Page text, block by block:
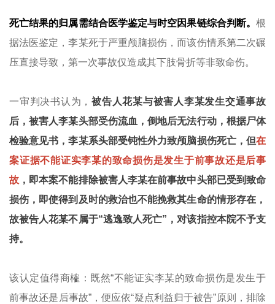
死亡结果的归属需结合医学鉴定与时空因果链综合判断。 根
据法医鉴定，李某死于严重颅脑损伤，而该伤情系第二次碾
压直接导致，第一次事故仅造成其下肢骨折等非致命伤。
一审判决书认为， 被告人花某与被害人李某发生交通事故
后，被害人李某头部受伤流血，倒地后无法行动，根据尸体
检验意见书，李某系头部受钝性外力致颅脑损伤死亡，但在
案证据不能证实李某的致命损伤是发生于前事故还是后事
故 ，即本案不能排除被害人李某在前事故中头部已受到致命
损伤，即使得到及时的救治也不能挽救其生命的情形存在，
故被告人花某不属于“逃逸致人死亡”，对该指控本院不予支
持。
该认定值得商榷：既然“不能证实李某的致命损伤是发生于
前事故还是后事故”，便应依“疑点利益归于被告”原则，排除